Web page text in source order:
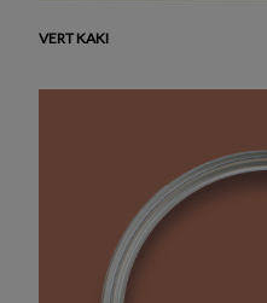
VERT KAKI